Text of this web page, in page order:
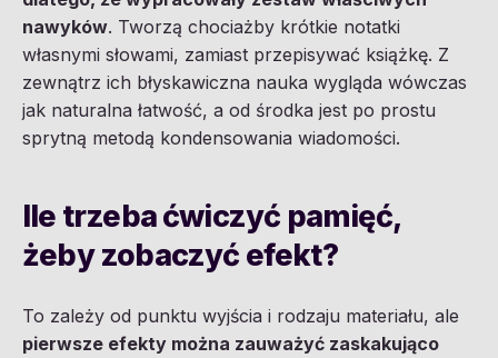
nawyków. Tworzą chociażby krótkie notatki
własnymi słowami, zamiast przepisywać książkę. Z
zewnątrz ich błyskawiczna nauka wygląda wówczas
jak naturalna łatwość, a od środka jest po prostu
sprytną metodą kondensowania wiadomości.
Ile trzeba ćwiczyć pamięć,
żeby zobaczyć efekt?
To zależy od punktu wyjścia i rodzaju materiału, ale
pierwsze efekty można zauważyć zaskakująco